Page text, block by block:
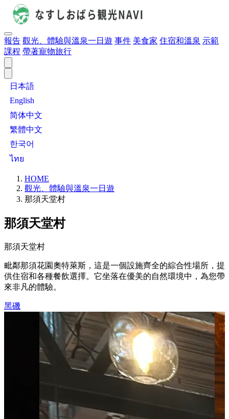
報告 觀光、體驗與溫泉一日遊 事件 美食家 住宿和溫泉 示範
課程 帶著寵物旅行
日本語
English
简体中文
繁體中文
한국어
ไทย
HOME
觀光、體驗與溫泉一日遊
那須天堂村
那須天堂村
那須天堂村
毗鄰那須花園奧特萊斯，這是一個設施齊全的綜合性場所，提
供住宿和各種餐飲選擇。它坐落在優美的自然環境中，為您帶
來非凡的體驗。
黑磯